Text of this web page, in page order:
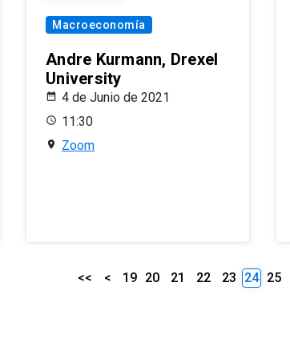
Macroeconomía
Andre Kurmann, Drexel
University
4 de Junio de 2021
11:30
Zoom
<< < 19 20 21 22 23 24 25